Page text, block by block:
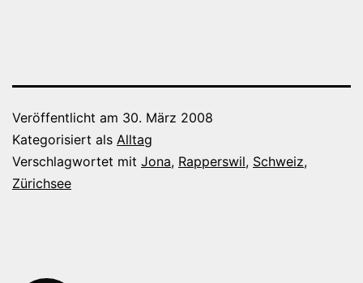
Veröffentlicht am 30. März 2008
Kategorisiert als Alltag
Verschlagwortet mit Jona, Rapperswil, Schweiz,
Zürichsee